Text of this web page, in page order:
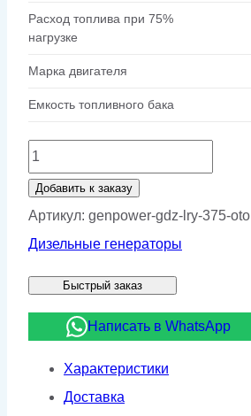
Расход топлива при 75%
нагрузке
Марка двигателя
Емкость топливного бака
Количество
товара
Дизельный
генератор
GDZ-
Добавить к заказу
Артикул: genpower-gdz-lry-375-oto
Дизельные генераторы
Быстрый заказ
Написать в WhatsApp
Характеристики
Доставка